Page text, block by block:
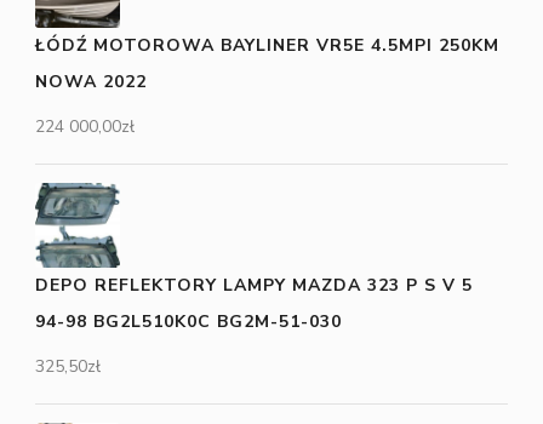
ŁÓDŹ MOTOROWA BAYLINER VR5E 4.5MPI 250KM
NOWA 2022
224 000,00zł
DEPO REFLEKTORY LAMPY MAZDA 323 P S V 5
94-98 BG2L510K0C BG2M-51-030
325,50zł